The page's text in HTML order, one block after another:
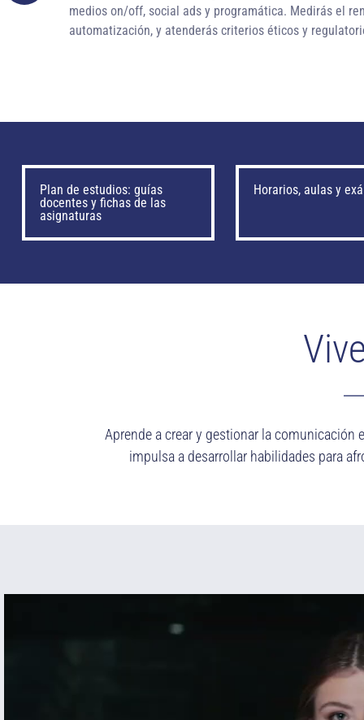
medios on/off, social ads y programática. Medirás el
automatización, y atenderás criterios éticos y
Plan de estudios: guías
docentes y fichas de las
asignaturas
Horarios, aulas y
Aprende a crear y gestionar la comunicación
impulsa a desarrollar habilidades para